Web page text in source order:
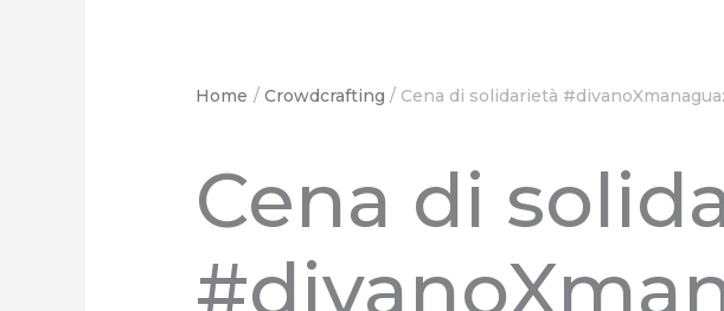
Home Crowdcrafting Cena di solidarietà
Cena di